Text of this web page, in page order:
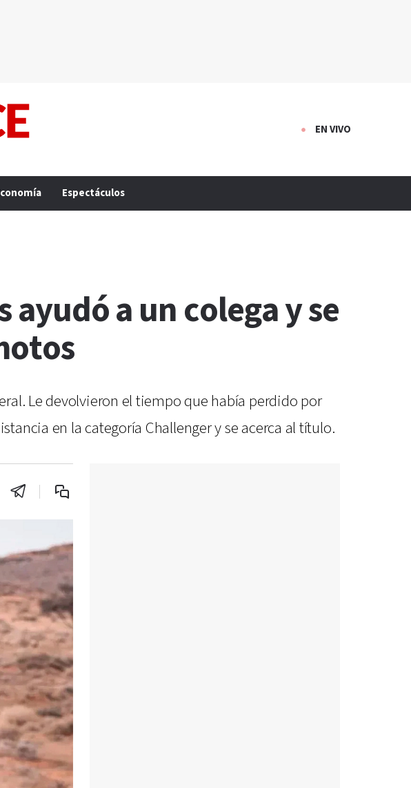
EN VIVO
Espectáculos
a un colega y se
Le devolvieron el tiempo que había perdido por
en la categoría Challenger y se acerca al título.